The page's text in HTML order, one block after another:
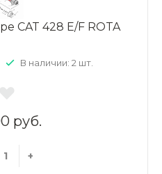
CAT 428 E/F ROTA
В наличии: 2 шт.
руб.
+